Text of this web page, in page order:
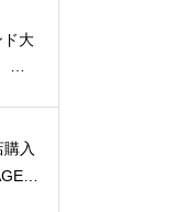
り
大
ド大
」
入